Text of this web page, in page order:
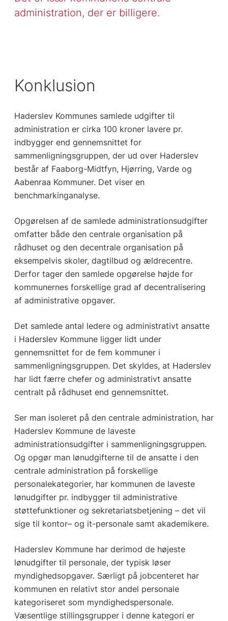
administration, der er billigere.
Konklusion
Haderslev Kommunes samlede udgifter til
administration er cirka 100 kroner lavere pr.
indbygger end gennemsnittet for
sammenligningsgruppen, der ud over Haderslev
består af Faaborg-Midtfyn, Hjørring, Varde og
Aabenraa Kommuner. Det viser en
benchmarkinganalyse.
Opgørelsen af de samlede administrationsudgifter
omfatter både den centrale organisation på
rådhuset og den decentrale organisation på
eksempelvis skoler, dagtilbud og ældrecentre.
Derfor tager den samlede opgørelse højde for
kommunernes forskellige grad af decentralisering
af administrative opgaver.
Det samlede antal ledere og administrativt ansatte
i Haderslev Kommune ligger lidt under
gennemsnittet for de fem kommuner i
sammenligningsgruppen. Det skyldes, at Haderslev
har lidt færre chefer og administrativt ansatte
centralt på rådhuset end gennemsnittet.
Ser man isoleret på den centrale administration, har
Haderslev Kommune de laveste
administrationsudgifter i sammenligningsgruppen.
Og opgør man lønudgifterne til de ansatte i den
centrale administration på forskellige
personalekategorier, har kommunen de laveste
lønudgifter pr. indbygger til administrative
støttefunktioner og sekretariatsbetjening – det vil
sige til kontor– og it-personale samt akademikere.
Haderslev Kommune har derimod de højeste
lønudgifter til personale, der typisk løser
myndighedsopgaver. Særligt på jobcenteret har
kommunen en relativt stor andel personale
kategoriseret som myndighedspersonale.
Væsentlige stillingsgrupper i denne kategori er